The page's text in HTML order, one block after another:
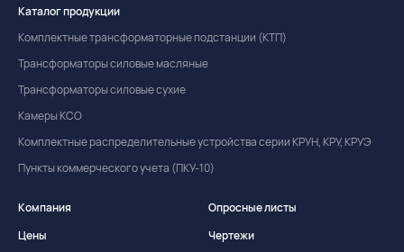
Каталог продукции
Комплектные трансформаторные подстанции (КТП)
Трансформаторы силовые масляные
Трансформаторы силовые сухие
Камеры КСО
Комплектные распределительные устройства серии КРУН, КРУ, КРУЭ
Пункты коммерческого учета (ПКУ-10)
Компания
Цены
Опросные листы
Чертежи